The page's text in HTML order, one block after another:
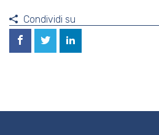
Condividi su